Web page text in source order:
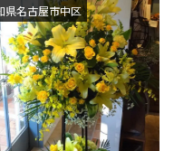
県名古屋市中区